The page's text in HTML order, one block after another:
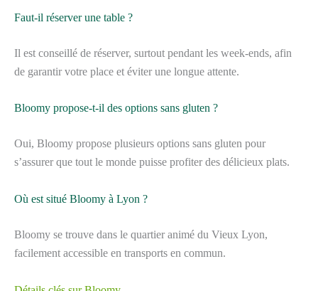
Faut-il réserver une table ?
Il est conseillé de réserver, surtout pendant les week-ends, afin
de garantir votre place et éviter une longue attente.
Bloomy propose-t-il des options sans gluten ?
Oui, Bloomy propose plusieurs options sans gluten pour
s’assurer que tout le monde puisse profiter des délicieux plats.
Où est situé Bloomy à Lyon ?
Bloomy se trouve dans le quartier animé du Vieux Lyon,
facilement accessible en transports en commun.